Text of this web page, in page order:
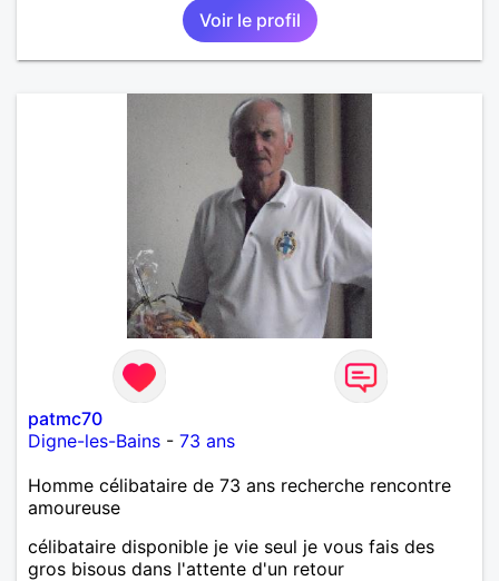
Voir le profil
patmc70
Digne-les-Bains - 73 ans
Homme célibataire de 73 ans recherche rencontre
amoureuse
célibataire disponible je vie seul je vous fais des
gros bisous dans l'attente d'un retour